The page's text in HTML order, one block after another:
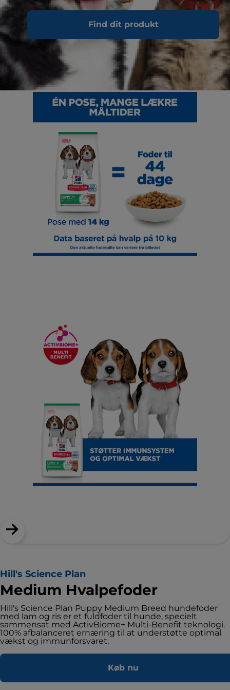
Find dit produkt
Hill's Science Plan
Medium Hvalpefoder
Hill's Science Plan Puppy Medium Breed hundefoder
med lam og ris er et fuldfoder til hunde, specielt
sammensat med ActivBiome+ Multi-Benefit teknologi.
100% afbalanceret ernæring til at understøtte optimal
vækst og immunforsvaret.
Køb nu